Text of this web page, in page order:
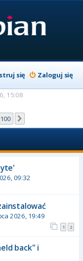
Zaloguj się
się
15:08
100
09:32
2026, 19:49
1 2
back" i